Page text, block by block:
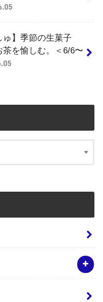
ゅ】季節の生菓子
茶を愉しむ。＜6/6〜